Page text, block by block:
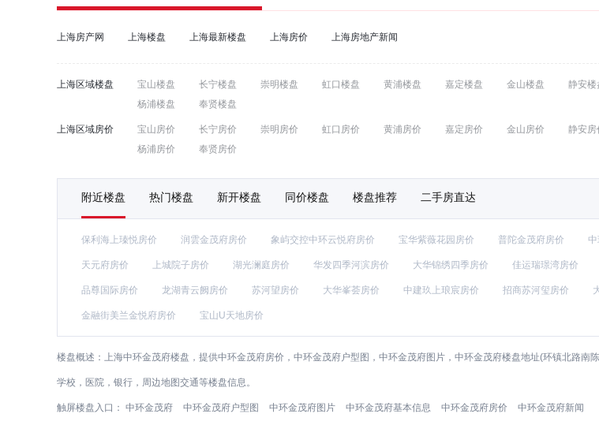
上海房产网 上海楼盘 上海最新楼盘 上海房价 上海房地产新闻
上海区域楼盘 宝山楼盘 长宁楼盘 崇明楼盘 虹口楼盘 黄浦楼盘 嘉定楼盘 金山楼盘 静安楼
杨浦楼盘
奉贤楼盘
上海区域房价 宝山房价 长宁房价 崇明房价 虹口房价 黄浦房价 嘉定房价 金山房价 静安房
杨浦房价
奉贤房价
附近楼盘 热门楼盘 新开楼盘 同价楼盘 楼盘推荐 二手房直达
保利海上瑧悦房价 润雲金茂府房价 象屿交控中环云悦府房价 宝华紫薇花园房价 普陀金茂府房价 中
天元府房价 上城院子房价 湖光澜庭房价 华发四季河滨房价 大华锦绣四季房价 佳运瑞璟湾房价
品尊国际房价 龙湖青云阙房价 苏河望房价 大华峯荟房价 中建玖上琅宸房价 招商苏河玺房价
金融街美兰金悦府房价 宝山U天地房价
楼盘概述： 上海中环金茂府楼盘，提供中环金茂府房价，中环金茂府户型图，中环金茂府图片，中环金茂府楼盘地址(环镇北路
学校，医院，银行，周边地图交通等楼盘信息。
触屏楼盘入口： 中环金茂府 中环金茂府户型图 中环金茂府图片 中环金茂府基本信息 中环金茂府房价 中环金茂府新闻